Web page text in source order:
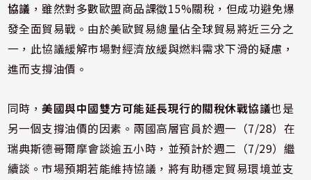
協議 ，雖然對多數歐盟商品課徵15%關稅，但成功避免爆
發全面貿易戰。由於美歐貿易總量佔全球貿易將近三分之
一，此協議緩解市場對經濟放緩與燃料需求下滑的疑慮，
進而支撐油價。
同時，美國與中國雙方可能延長現行的關稅休戰協議也是
另一個支撐油價的因素。兩國高層官員於週一（7/28）在
瑞典斯德哥爾摩會談逾五小時，並預計於週二（7/29）繼
續談。市場預期若能維持協議，將有助穩定貿易環境並支